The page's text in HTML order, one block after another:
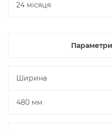
24 місяця
Ширина
480 мм